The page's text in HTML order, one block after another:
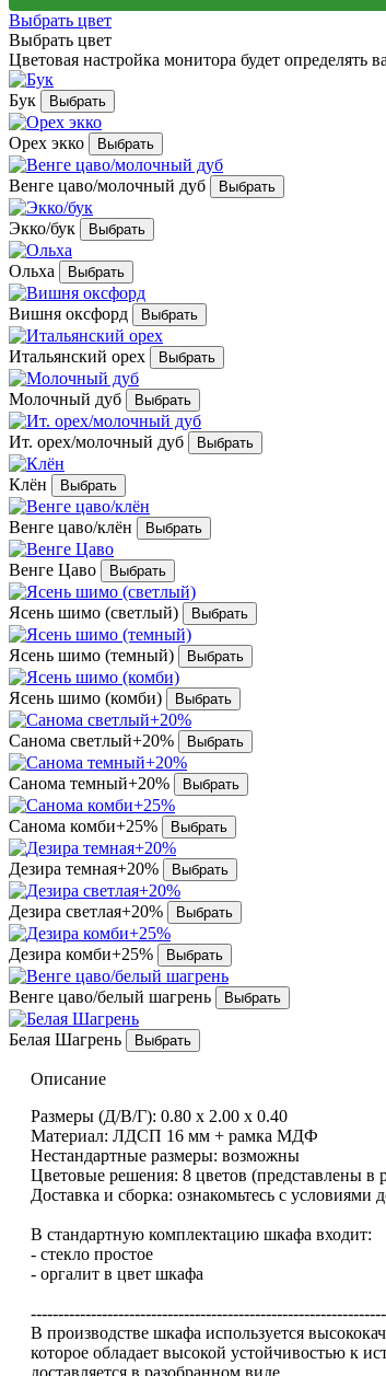
Выбрать цвет
Выбрать цвет
Цветовая настройка монитора будет определять
Бук
Орех экко
Венге цаво/молочный дуб
Экко/бук
Ольха
Вишня оксфорд
Итальянский орех
Молочный дуб
Ит. орех/молочный дуб
Клён
Венге цаво/клён
Венге Цаво
Ясень шимо (светлый)
Ясень шимо (темный)
Ясень шимо (комби)
Санома светлый+20%
Санома темный+20%
Санома комби+25%
Дезира темная+20%
Дезира светлая+20%
Дезира комби+25%
Венге цаво/белый шагрень
Белая Шагрень
Описание
Размеры (Д/В/Г): 0.80 х 2.00 х 0.40
Материал: ЛДСП 16 мм + рамка МДФ
Нестандартные размеры: возможны
Цветовые решения: 8 цветов (представлены в
Доставка и сборка: ознакомьтесь с условиями
В стандартную комплектацию шкафа входит:
- стекло простое
- оргалит в цвет шкафа
В производстве шкафа используется
которое обладает высокой устойчивостью к
доставляется в разобранном виде.